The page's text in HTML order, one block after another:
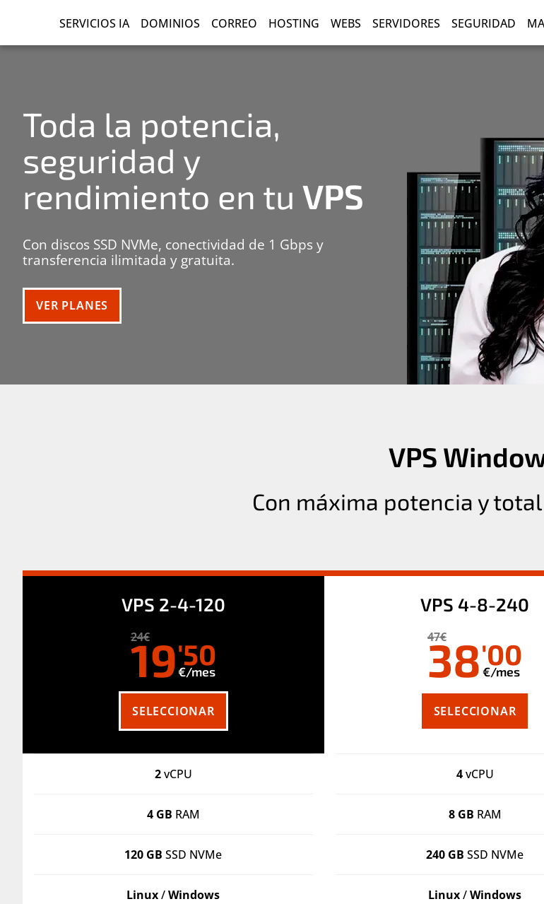
SERVICIOS IA DOMINIOS CORREO HOSTING WEBS SERVIDORES SEGURIDAD
Toda la potencia,
seguridad y
rendimiento en tu VPS
Con discos SSD NVMe, conectividad de 1 Gbps y
transferencia ilimitada y gratuita.
VER PLANES
VPS
Con máxima potencia y
VPS 2-4-120
24€
19'50
€/mes
SELECCIONAR
2vCPU
4 GB RAM
120 GB SSD NVMe
Linux/Windows
VPS 4-8-240
47€
38'00
€/mes
SELECCIONAR
4vCPU
8 GB RAM
240 GB SSD NVMe
Linux/Windows